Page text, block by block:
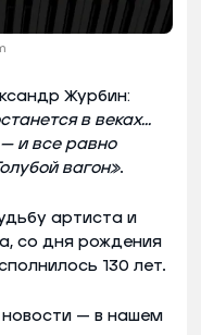
Журбин:
в веках...
и все равно
вагон».
артиста и
со дня рождения
130 лет.
— в нашем